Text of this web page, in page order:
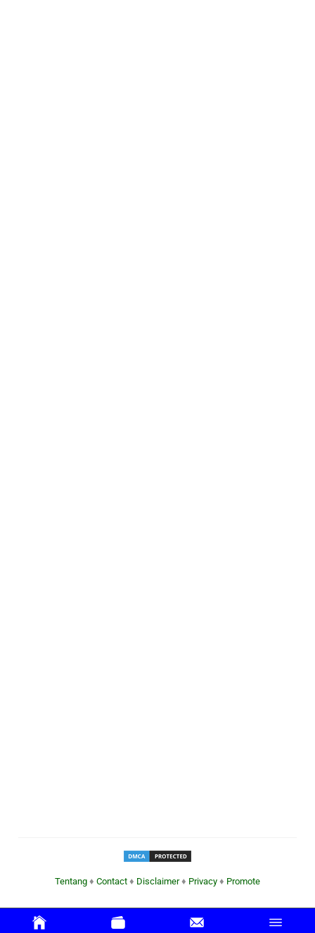
Tentang ♦ Contact ♦ Disclaimer♦ Privacy ♦ Promote